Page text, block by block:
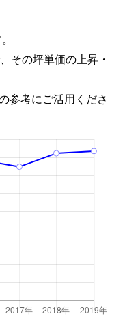
その坪単価の上昇・
参考にご活用くださ